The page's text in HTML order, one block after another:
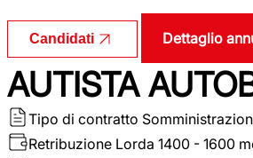
Candidati Dettaglio
AUTISTA
Tipo di contratto
Retribuzione Lorda 1400 - 1600